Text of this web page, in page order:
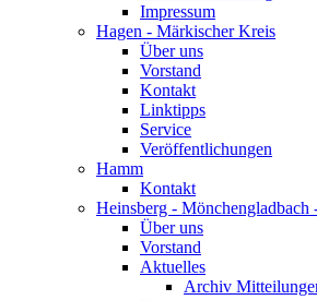
Impressum
Hagen - Märkischer Kreis
Über uns
Vorstand
Kontakt
Linktipps
Service
Veröffentlichungen
Hamm
Kontakt
Heinsberg - Mönchengladbach
Über uns
Vorstand
Aktuelles
Archiv